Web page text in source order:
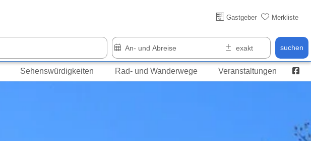
Gastgeber Merkliste
suchen
Sehenswürdigkeiten Rad- und Wanderwege Veranstaltungen